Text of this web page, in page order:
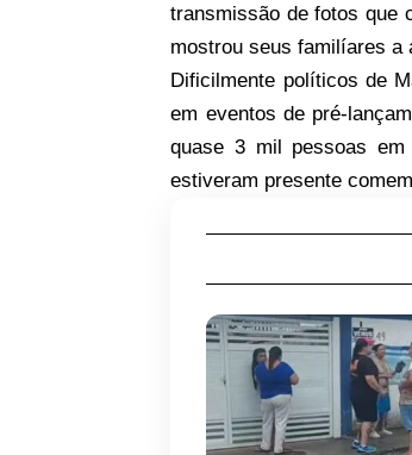
transmissão de fotos que
mostrou seus familíares a
Dificilmente políticos de
em eventos de pré-
quase 3 mil pessoas
estiveram presente